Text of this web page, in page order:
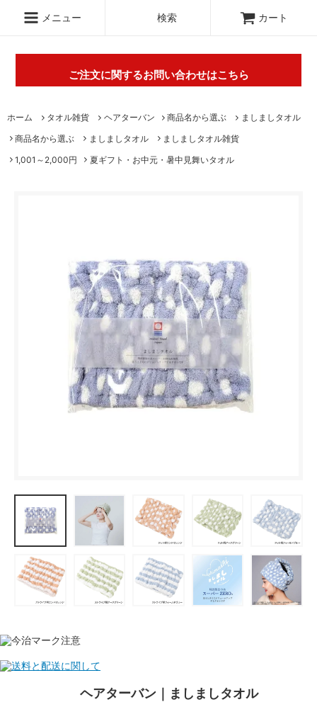
ご注文に関するお問い合わせはこちら
メニュー 検索 カート
ホーム タオル雑貨 ヘアターバン 商品名から選ぶ
ましましタオル
商品名から選ぶ
ましましタオル
ましましタオル雑貨
1,001～2,000円
夏ギフト・お中元・暑中見舞いタオル
ヘアターバン｜ましましタオル